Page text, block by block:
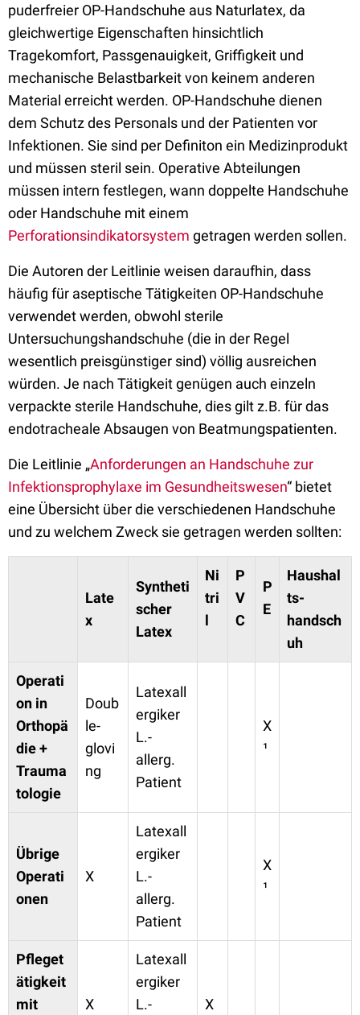
puderfreier OP-Handschuhe aus Naturlatex, da
gleichwertige Eigenschaften hinsichtlich
Tragekomfort, Passgenauigkeit, Griffigkeit und
mechanische Belastbarkeit von keinem anderen
Material erreicht werden. OP-Handschuhe dienen
dem Schutz des Personals und der Patienten vor
Infektionen. Sie sind per Definiton ein Medizinprodukt
und müssen steril sein. Operative Abteilungen
müssen intern festlegen, wann doppelte Handschuhe
oder Handschuhe mit einem
Perforationsindikatorsystem getragen werden sollen.
Die Autoren der Leitlinie weisen daraufhin, dass
häufig für aseptische Tätigkeiten OP-Handschuhe
verwendet werden, obwohl sterile
Untersuchungshandschuhe (die in der Regel
wesentlich preisgünstiger sind) völlig ausreichen
würden. Je nach Tätigkeit genügen auch einzeln
verpackte sterile Handschuhe, dies gilt z.B. für das
endotracheale Absaugen von Beatmungspatienten.
Die Leitlinie „Anforderungen an Handschuhe zur
Infektionsprophylaxe im Gesundheitswesen“ bietet
eine Übersicht über die verschiedenen Handschuhe
und zu welchem Zweck sie getragen werden sollten:
Late
x
Syntheti
scher
Latex
Ni
tri
l
P
V
C
P
E
Haushal
ts-
handsch
uh
Operati
on in
Orthopä
die +
Trauma
tologie
Doub
le-
glovi
ng
Latexall
ergiker
L.-
allerg.
Patient
X
¹
Übrige
Operati
onen
X
Latexall
ergiker
L.-
allerg.
Patient
X
¹
Pfleget
ätigkeit
mit
X
Latexall
ergiker
L.-
X